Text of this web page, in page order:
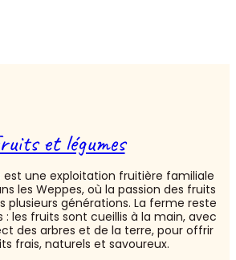
et légumes
est une exploitation fruitière familiale
les Weppes, où la passion des fruits
plusieurs générations. La ferme reste
: les fruits sont cueillis à la main, avec
des arbres et de la terre, pour offrir
frais, naturels et savoureux.